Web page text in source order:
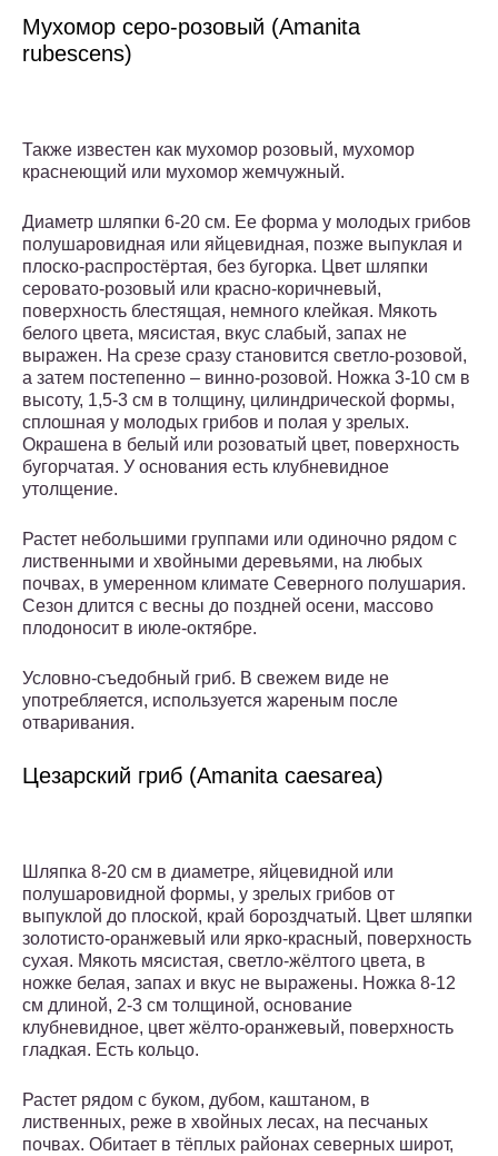
Мухомор серо-розовый (Amanita
rubescens)
Также известен как мухомор розовый, мухомор
краснеющий или мухомор жемчужный.
Диаметр шляпки 6-20 см. Ее форма у молодых грибов
полушаровидная или яйцевидная, позже выпуклая и
плоско-распростёртая, без бугорка. Цвет шляпки
серовато-розовый или красно-коричневый,
поверхность блестящая, немного клейкая. Мякоть
белого цвета, мясистая, вкус слабый, запах не
выражен. На срезе сразу становится светло-розовой,
а затем постепенно – винно-розовой. Ножка 3-10 см в
высоту, 1,5-3 см в толщину, цилиндрической формы,
сплошная у молодых грибов и полая у зрелых.
Окрашена в белый или розоватый цвет, поверхность
бугорчатая. У основания есть клубневидное
утолщение.
Растет небольшими группами или одиночно рядом с
лиственными и хвойными деревьями, на любых
почвах, в умеренном климате Северного полушария.
Сезон длится с весны до поздней осени, массово
плодоносит в июле-октябре.
Условно-съедобный гриб. В свежем виде не
употребляется, используется жареным после
отваривания.
Цезарский гриб (Amanita caesarea)
Шляпка 8-20 см в диаметре, яйцевидной или
полушаровидной формы, у зрелых грибов от
выпуклой до плоской, край бороздчатый. Цвет шляпки
золотисто-оранжевый или ярко-красный, поверхность
сухая. Мякоть мясистая, светло-жёлтого цвета, в
ножке белая, запах и вкус не выражены. Ножка 8-12
см длиной, 2-3 см толщиной, основание
клубневидное, цвет жёлто-оранжевый, поверхность
гладкая. Есть кольцо.
Растет рядом с буком, дубом, каштаном, в
лиственных, реже в хвойных лесах, на песчаных
почвах. Обитает в тёплых районах северных широт,